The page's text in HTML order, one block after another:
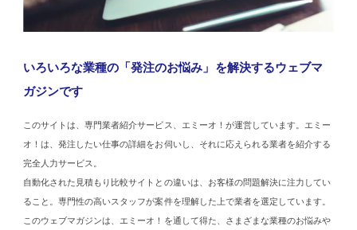
いろいろな業種の「発注のお悩み」を解決するウェブマ
ガジンです
このサイトは、専門業者紹介サービス、エミーオ！が運営しています。エミー
オ！は、発注したい仕事の詳細をお伺いし、それに応えられる業者を紹介する
完全人力サービス。
自動化された見積もり比較サイトとの違いは、お客様の問題解決に注力してい
ること。専門性の高いスタッフが案件を理解した上で業者を選定しています。
このウェブマガジンは、エミーオ！を通して得た、さまざまな業種のお悩みや